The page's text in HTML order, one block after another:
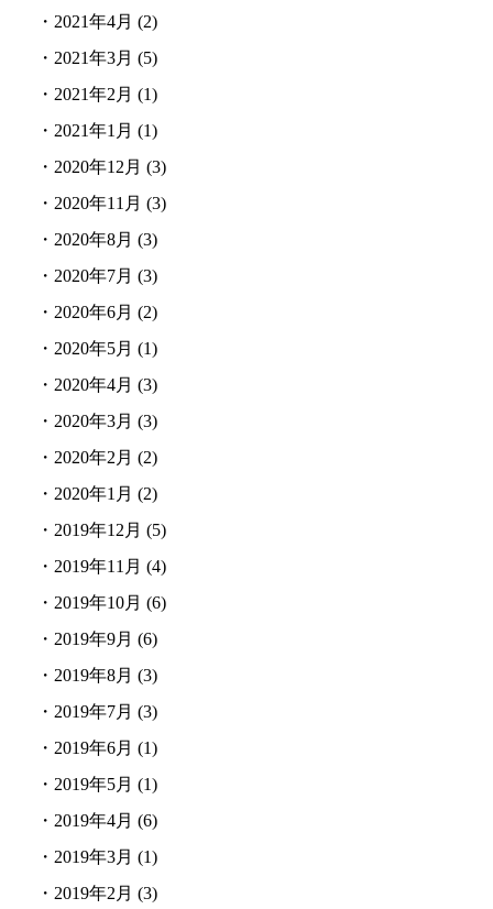
・ 2021年4月 (2)
・ 2021年3月 (5)
・ 2021年2月 (1)
・ 2021年1月 (1)
・ 2020年12月 (3)
・ 2020年11月 (3)
・ 2020年8月 (3)
・ 2020年7月 (3)
・ 2020年6月 (2)
・ 2020年5月 (1)
・ 2020年4月 (3)
・ 2020年3月 (3)
・ 2020年2月 (2)
・ 2020年1月 (2)
・ 2019年12月 (5)
・ 2019年11月 (4)
・ 2019年10月 (6)
・ 2019年9月 (6)
・ 2019年8月 (3)
・ 2019年7月 (3)
・ 2019年6月 (1)
・ 2019年5月 (1)
・ 2019年4月 (6)
・ 2019年3月 (1)
・ 2019年2月 (3)